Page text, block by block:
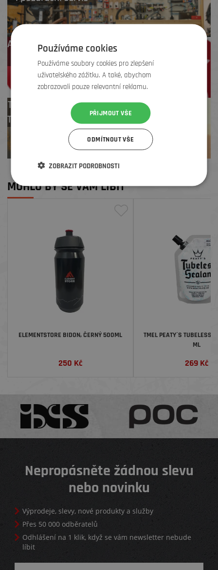
Až 4 % cashback
na další nákup
Test centrum
TREK zdarma
MOHLO BY SE VÁM LÍBIT
ELEMENTSTORE BIDON, ČERNÝ 500ML
250 Kč
TMEL PEATY´S TUBELESS
ML
269Kč
Nepropásněte žádnou slevu
nebo novinku
Výprodeje, slevy, nové produkty a služby
Přes 50 000 odběratelů
Odhlášení na 1 klik, když se vám newsletter nebude
líbit
Používáme cookies
Používáme soubory cookies pro zlepšení
uživatelského zážitku. A také, abychom
zobrazovali pouze relevantní reklamu.
PŘIJMOUT VŠE
ODMÍTNOUT VŠE
ZOBRAZIT PODROBNOSTI